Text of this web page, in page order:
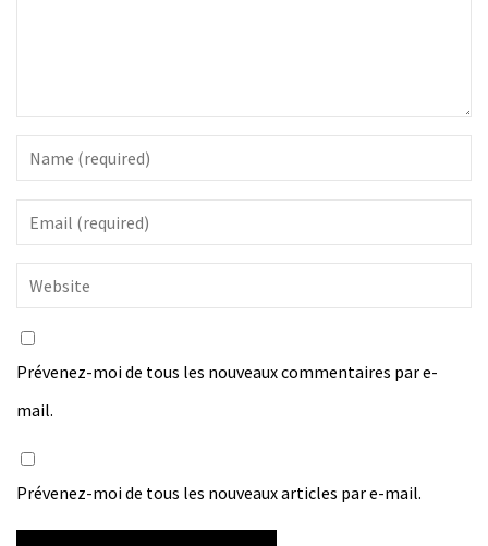
Prévenez-moi de tous les nouveaux commentaires par e-
mail.
Prévenez-moi de tous les nouveaux articles par e-mail.